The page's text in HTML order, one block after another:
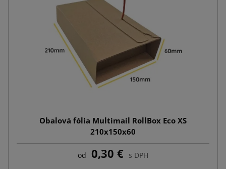
Obalová fólia Multimail RollBox Eco XS
210x150x60
od 0,30 € s DPH